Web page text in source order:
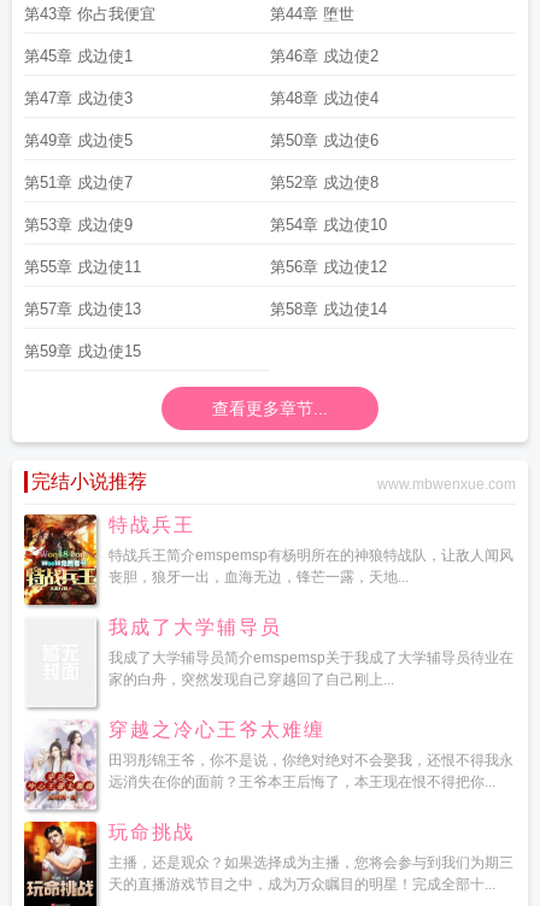
第43章 你占我便宜 第44章 堕世
第45章 戍边使1 第46章 戍边使2
第47章 戍边使3 第48章 戍边使4
第49章 戍边使5 第50章 戍边使6
第51章 戍边使7 第52章 戍边使8
第53章 戍边使9 第54章 戌边使10
第55章 戌边使11 第56章 戌边使12
第57章 戌边使13 第58章 戌边使14
第59章 戌边使15
查看更多章节...
完结小说推荐 www.mbwenxue.com
特战兵王
特战兵王简介emspemsp有杨明所在的神狼特战队，让敌人闻风
丧胆，狼牙一出，血海无边，锋芒一露，天地...
我成了大学辅导员
我成了大学辅导员简介emspemsp关于我成了大学辅导员待业在
家的白舟，突然发现自己穿越回了自己刚上...
穿越之冷心王爷太难缠
田羽彤锦王爷，你不是说，你绝对绝对不会娶我，还恨不得我永
远消失在你的面前？王爷本王后悔了，本王现在恨不得把你...
玩命挑战
主播，还是观众？如果选择成为主播，您将会参与到我们为期三
天的直播游戏节目之中，成为万众瞩目的明星！完成全部十...